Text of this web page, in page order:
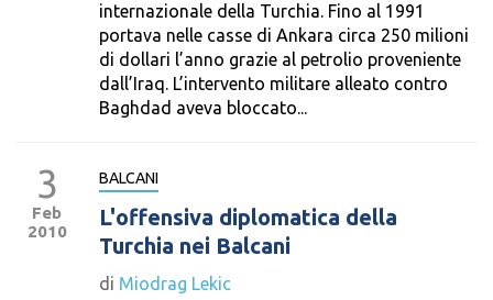
internazionale della Turchia. Fino al 1991
portava nelle casse di Ankara circa 250 milioni
di dollari l’anno grazie al petrolio proveniente
dall’Iraq. L’intervento militare alleato contro
Baghdad aveva bloccato...
3
Feb
2010
BALCANI
L'offensiva diplomatica della
Turchia nei Balcani
di Miodrag Lekic